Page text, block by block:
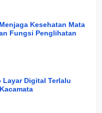
Kesehatan Mata
Fungsi Penglihatan
Layar Digital Terlalu